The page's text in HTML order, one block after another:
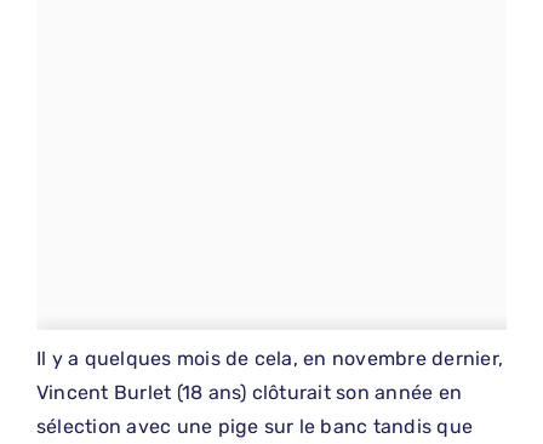
Il y a quelques mois de cela, en novembre dernier,
Vincent Burlet (18 ans) clôturait son année en
sélection avec une pige sur le banc tandis que